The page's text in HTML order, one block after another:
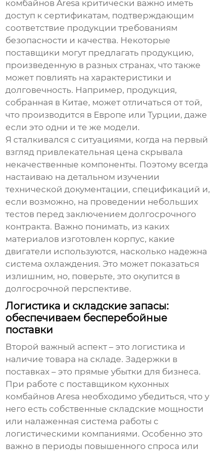
комбайнов Aresa критически важно иметь
доступ к сертификатам, подтверждающим
соответствие продукции требованиям
безопасности и качества. Некоторые
поставщики могут предлагать продукцию,
произведенную в разных странах, что также
может повлиять на характеристики и
долговечность. Например, продукция,
собранная в Китае, может отличаться от той,
что производится в Европе или Турции, даже
если это одни и те же модели.
Я сталкивался с ситуациями, когда на первый
взгляд привлекательная цена скрывала
некачественные компоненты. Поэтому всегда
настаиваю на детальном изучении
технической документации, спецификаций и,
если возможно, на проведении небольших
тестов перед заключением долгосрочного
контракта. Важно понимать, из каких
материалов изготовлен корпус, какие
двигатели используются, насколько надежна
система охлаждения. Это может показаться
излишним, но, поверьте, это окупится в
долгосрочной перспективе.
Логистика и складские запасы:
обеспечиваем бесперебойные
поставки
Второй важный аспект – это логистика и
наличие товара на складе. Задержки в
поставках – это прямые убытки для бизнеса.
При работе с поставщиком кухонных
комбайнов Aresa необходимо убедиться, что у
него есть собственные складские мощности
или налаженная система работы с
логистическими компаниями. Особенно это
важно в периоды повышенного спроса или